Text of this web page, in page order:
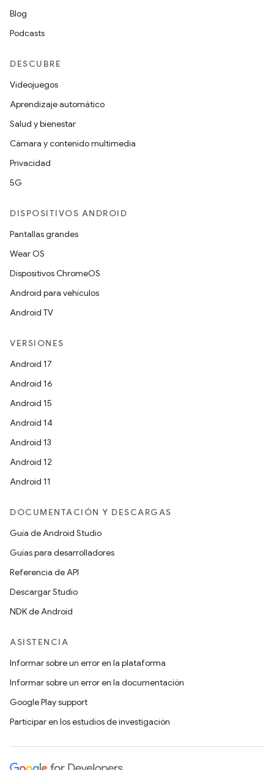
Blog
Podcasts
DESCUBRE
Videojuegos
Aprendizaje automático
Salud y bienestar
Cámara y contenido multimedia
Privacidad
5G
DISPOSITIVOS ANDROID
Pantallas grandes
Wear OS
Dispositivos ChromeOS
Android para vehículos
Android TV
VERSIONES
Android 17
Android 16
Android 15
Android 14
Android 13
Android 12
Android 11
DOCUMENTACIÓN Y DESCARGAS
Guía de Android Studio
Guías para desarrolladores
Referencia de API
Descargar Studio
NDK de Android
ASISTENCIA
Informar sobre un error en la plataforma
Informar sobre un error en la documentación
Google Play support
Participar en los estudios de investigación